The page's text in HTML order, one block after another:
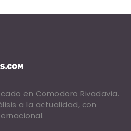
en Comodoro Rivadavia.
a la actualidad, con